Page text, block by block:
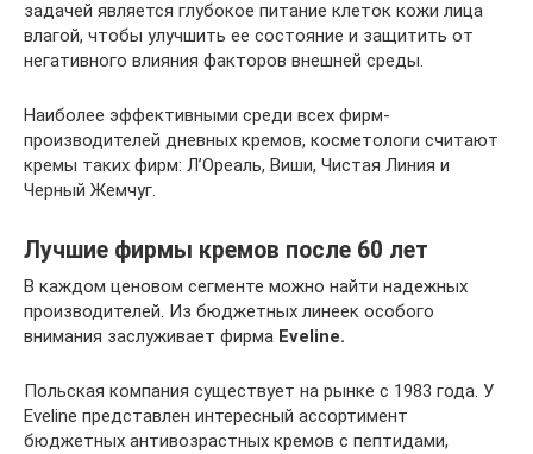
задачей является глубокое питание клеток кожи лица
влагой, чтобы улучшить ее состояние и защитить от
негативного влияния факторов внешней среды.
Наиболее эффективными среди всех фирм-
производителей дневных кремов, косметологи считают
кремы таких фирм: Л’Ореаль, Виши, Чистая Линия и
Черный Жемчуг.
Лучшие фирмы кремов после 60 лет
В каждом ценовом сегменте можно найти надежных
производителей. Из бюджетных линеек особого
внимания заслуживает фирма Eveline.
Польская компания существует на рынке с 1983 года. У
Eveline представлен интересный ассортимент
бюджетных антивозрастных кремов с пептидами,